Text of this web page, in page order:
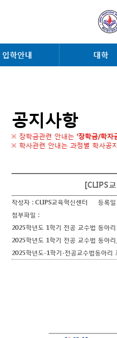
입학안내 대학
공지사항
※ 장학금관련 안내는 '장학금/학자
※ 학사관련 안내는 과정별 학사공
[CLIPS
작성자 : CLIPS교육혁신센터
등록
첨부파일 :
2025학년도 1학기 전공 교수법 동아
2025학년도 1학기 전공 교수법 동아
2025학년도-1학기-전공교수법동아리